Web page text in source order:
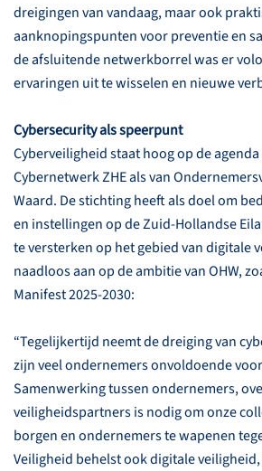
dreigingen van vandaag, maar ook
aanknopingspunten voor preventie en
de afsluitende netwerkborrel was er
ervaringen uit te wisselen en nieuwe
Cybersecurity als speerpunt
Cyberveiligheid staat hoog op de
Cybernetwerk ZHE als van
Waard. De stichting heeft als doel om
en instellingen op de Zuid-Hollandse
te versterken op het gebied van digitale
naadloos aan op de ambitie van OHW,
Manifest 2025-2030:
“Tegelijkertijd neemt de dreiging van
zijn veel ondernemers onvoldoende
Samenwerking tussen ondernemers,
veiligheidspartners is nodig om onze
borgen en ondernemers te wapenen
Veiligheid behelst ook digitale